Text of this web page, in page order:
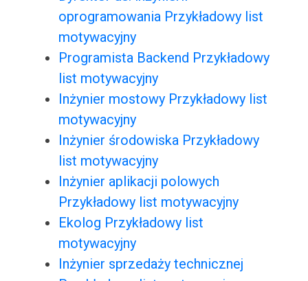
oprogramowania Przykładowy list
motywacyjny
Programista Backend Przykładowy
list motywacyjny
Inżynier mostowy Przykładowy list
motywacyjny
Inżynier środowiska Przykładowy
list motywacyjny
Inżynier aplikacji polowych
Przykładowy list motywacyjny
Ekolog Przykładowy list
motywacyjny
Inżynier sprzedaży technicznej